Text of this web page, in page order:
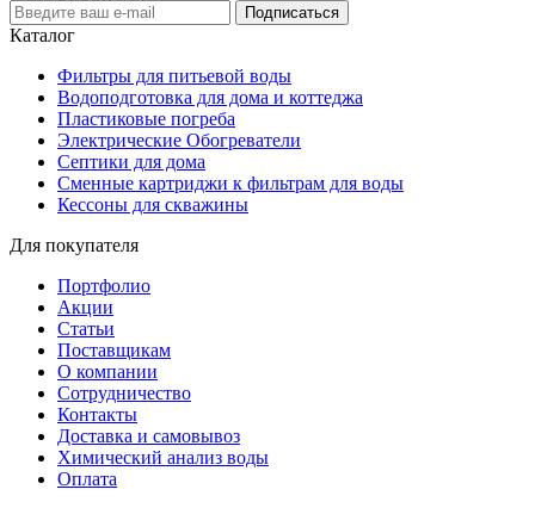
Подписаться
Каталог
Фильтры для питьевой воды
Водоподготовка для дома и коттеджа
Пластиковые погреба
Электрические Обогреватели
Септики для дома
Сменные картриджи к фильтрам для воды
Кессоны для скважины
Для покупателя
Портфолио
Акции
Статьи
Поставщикам
О компании
Сотрудничество
Контакты
Доставка и самовывоз
Химический анализ воды
Оплата